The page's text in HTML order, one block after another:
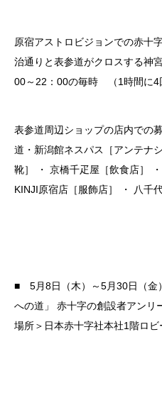
原宿アストロビジョンでの赤十
治通りと表参道がクロスする神
00～22：00の毎時 （1時間に4
表参道周辺ショップの店内での
道・新潟館ネスパス［アンテナシ
靴］
・ 京橋千疋屋［飲食店］
KINJI原宿店［服飾店］
・ 八千
■ 5月8日（木）～5月30日（
への道」
赤十字の創設者アンリ
場所＞日本赤十字社本社1階ロビ